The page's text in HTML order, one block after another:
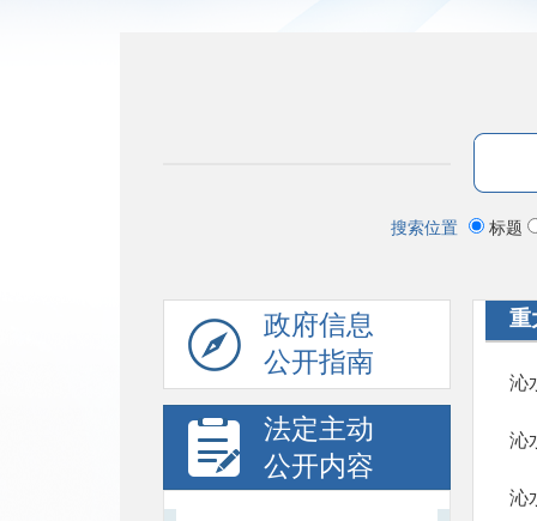
搜索位置 标题
政府信息
公开指南
法定主动
公开内容
重
沁
沁
沁